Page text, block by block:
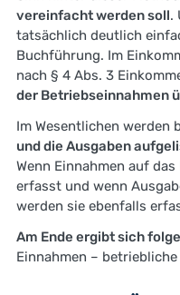
vereinfacht werden soll.
tatsächlich deutlich
Buchführung. Im
nach § 4 Abs. 3
der Betriebseinnahmen
Im Wesentlichen werden
und die Ausgaben
Wenn Einnahmen auf
erfasst und wenn
werden sie ebenfalls
Am Ende ergibt sich
Einnahmen –